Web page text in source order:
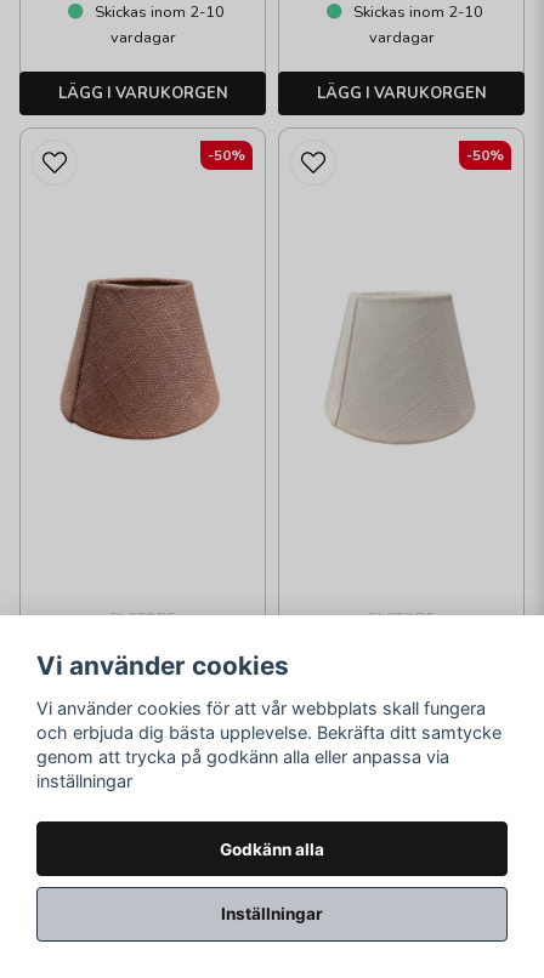
Skickas inom 2-10
vardagar
LÄGG I VARUKORGEN
Skickas inom 2-10
vardagar
LÄGG I VARUKORGEN
ELSTORE
Grovlinne
Lampskärm 16 Rosa
299 kr
149 kr
Skickas inom 1-2
LÄGG I VARUKORGEN
-50%
ELSTORE
299 kr
149 kr
LÄGG I VARUKORGEN
-50%
Vi använder cookies
Vi använder cookies för att vår webbplats skall fungera
och erbjuda dig bästa upplevelse. Bekräfta ditt samtycke
genom att trycka på godkänn alla eller anpassa via
inställningar
Godkänn alla
Inställningar